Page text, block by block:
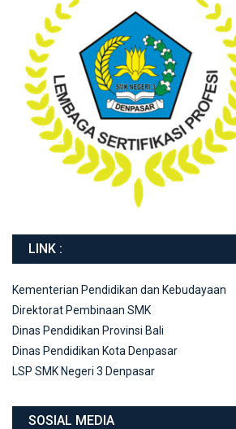
LINK :
Kementerian Pendidikan dan Kebudayaan
Direktorat Pembinaan SMK
Dinas Pendidikan Provinsi Bali
Dinas Pendidikan Kota Denpasar
LSP SMK Negeri 3 Denpasar
SOSIAL MEDIA